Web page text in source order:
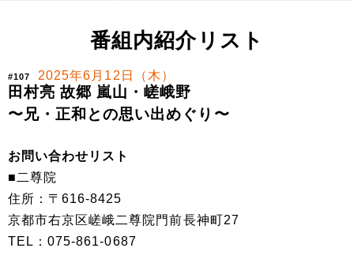
番組内紹介リスト
#107 2025年6月12日（木）
田村亮 故郷 嵐山・嵯峨野
〜兄・正和との思い出めぐり〜
お問い合わせリスト
■二尊院
住所：〒616-8425
京都市右京区嵯峨二尊院門前長神町27
TEL：075-861-0687